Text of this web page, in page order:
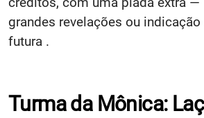
grandes revelações ou
futura .
Turma da Mônica: